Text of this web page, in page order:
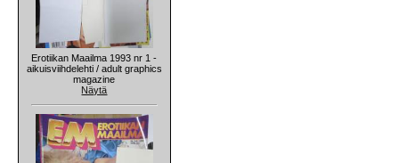
Erotiikan Maailma 1993 nr 1 -
aikuisviihdelehti / adult graphics
magazine
Näytä